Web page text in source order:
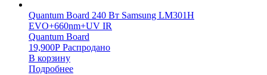
Quantum Board 240 Вт Samsung LM301H
EVO+660nm+UV IR
Quantum Board
19,900Р Распродано
В корзину
Подробнее